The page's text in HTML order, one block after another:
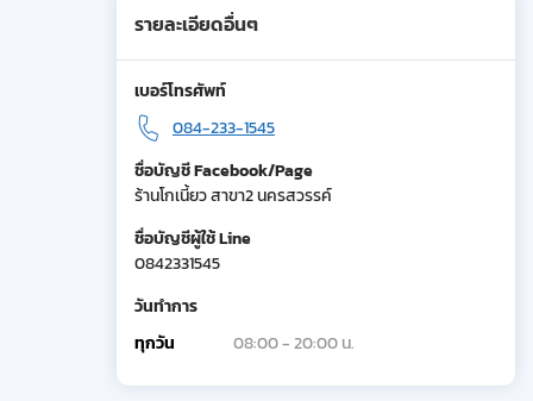
รายละเอียดอื่นๆ
เบอร์โทรศัพท์
084-233-1545
ชื่อบัญชี Facebook/Page
ร้านโกเนี้ยว สาขา2 นครสวรรค์
ชื่อบัญชีผู้ใช้ Line
0842331545
วันทำการ
ทุกวัน
08:00 - 20:00 น.